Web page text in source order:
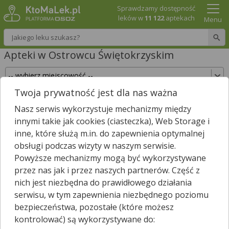
Wpisz nazwę leku
Sprawdzamy dostępność
leków w11 122aptekach Menu
Apteki w Ostrowcu Świętokrzyskim
Sprawdź, które apteki w Ostrowcu
Świętokrzyskim posiadają Twój lek i zarezerwuj
go już teraz!
Wpisz nazwę leku
W Ostrowcu Świętokrzyskim jest
aptek.
Wybierz typ aptek
Twoja prywatność jest dla nas ważna
Nasz serwis wykorzystuje mechanizmy między
innymi takie jak cookies (ciasteczka), Web Storage i
inne, które służą m.in. do zapewnienia optymalnej
obsługi podczas wizyty w naszym serwisie.
Powyższe mechanizmy mogą być wykorzystywane
przez nas jak i przez naszych partnerów. Część z
nich jest niezbędna do prawidłowego działania
serwisu, w tym zapewnienia niezbędnego poziomu
bezpieczeństwa, pozostałe (które możesz
kontrolować) są wykorzystywane do: